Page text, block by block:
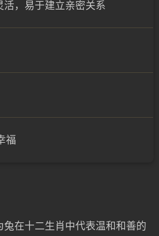
活，易于建立亲密关系
福
在十二生肖中代表温和和善的